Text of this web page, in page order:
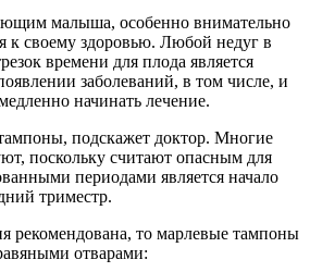
малыша, особенно внимательно
к своему здоровью. Любой недуг в
времени для плода является
заболеваний, в том числе, и
начинать лечение.
подскажет доктор. Многие
поскольку считают опасным для
периодами является начало
триместр.
рекомендована, то марлевые тампоны
отварами: